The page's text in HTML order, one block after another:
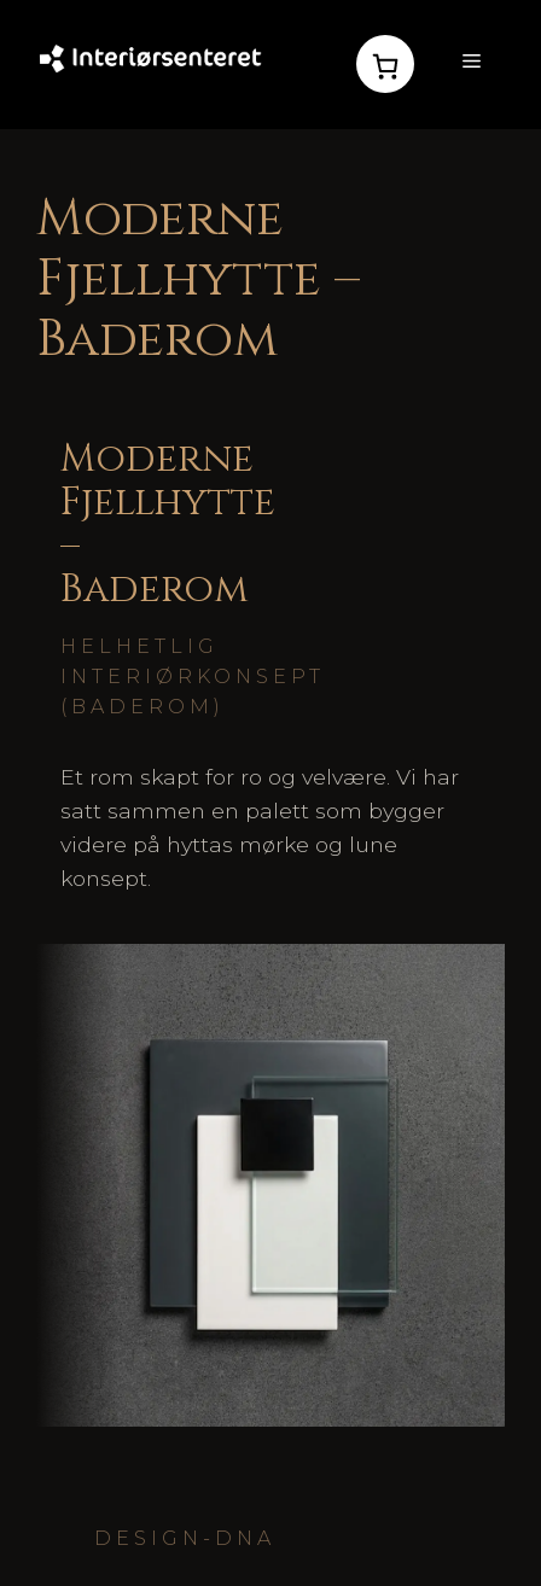
innhold
MENY
Moderne
Fjellhytte –
Baderom
Moderne
Fjellhytte
–
Baderom
HELHETLIG
INTERIØRKONSEPT
(BADEROM)
Et rom skapt for ro og velvære. Vi har
satt sammen en palett som bygger
videre på hyttas mørke og lune
konsept.
DESIGN-DNA